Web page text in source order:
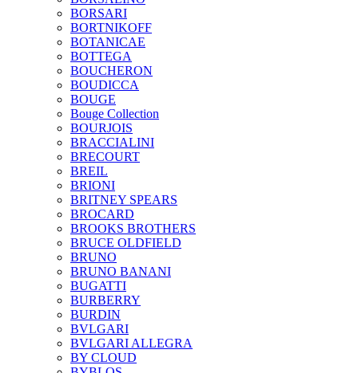
BORSARI
BORTNIKOFF
BOTANICAE
BOTTEGA
BOUCHERON
BOUDICCA
BOUGE
Bouge Collection
BOURJOIS
BRACCIALINI
BRECOURT
BREIL
BRIONI
BRITNEY SPEARS
BROCARD
BROOKS BROTHERS
BRUCE OLDFIELD
BRUNO
BRUNO BANANI
BUGATTI
BURBERRY
BURDIN
BVLGARI
BVLGARI ALLEGRA
BY CLOUD